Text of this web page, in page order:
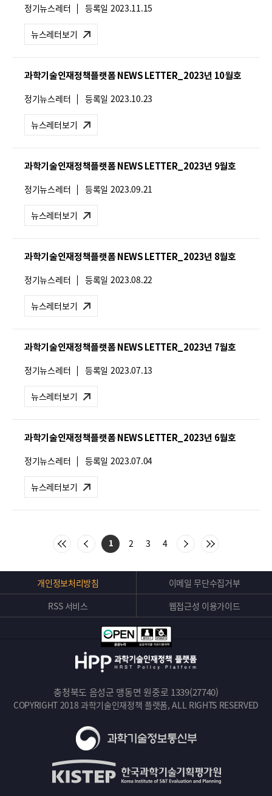
뉴
레
터
유
형
:
정기뉴스레터 등록일 2023.11.15
뉴스레터보기
과학기술인재정책플랫폼 NEWS LETTER_2023년 10월호
뉴
레
터
유
형
:
정기뉴스레터 등록일 2023.10.23
뉴스레터보기
과학기술인재정책플랫폼 NEWS LETTER_2023년 9월호
뉴
레
터
유
형
:
정기뉴스레터 등록일 2023.09.21
뉴스레터보기
과학기술인재정책플랫폼 NEWS LETTER_2023년 8월호
뉴
레
터
유
형
:
정기뉴스레터 등록일 2023.08.22
뉴스레터보기
과학기술인재정책플랫폼 NEWS LETTER_2023년 7월호
뉴
레
터
유
형
:
정기뉴스레터 등록일 2023.07.13
뉴스레터보기
과학기술인재정책플랫폼 NEWS LETTER_2023년 6월호
뉴
레
터
유
정기뉴스레터 등록일 2023.07.04
뉴스레터보기
처
음
로
이
동
이
전
으
로
이
동
1 2 3 4 다
음
으
로
이
동
마
지
으
로
이
동
버
개인정보처리방침
이메일 무단수집거부
RSS 서비스
웹접근성 이용가이드
충청북도 음성군 맹동면 원중로 1339(27740)
COPYRIGHT 2018 과학기술인재정책 플랫폼, ALL RIGHTS RESERVED